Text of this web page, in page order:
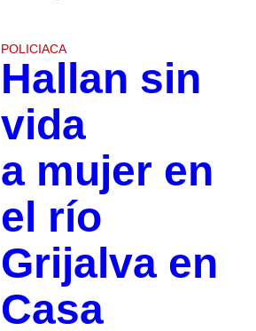
POLICIACA
Hallan sin
vida
a mujer en
el río
Grijalva en
Casa